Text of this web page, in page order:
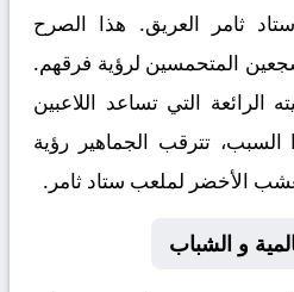
ستاد ثامر
العريق. هذا الصرح
المتحمسين لرؤية فرقهم.
الرائعة التي تساعد اللاعبين
السبب، تترقب الجماهير رؤية
الأخضر لملعب ستاد ثامر.
و الشباب